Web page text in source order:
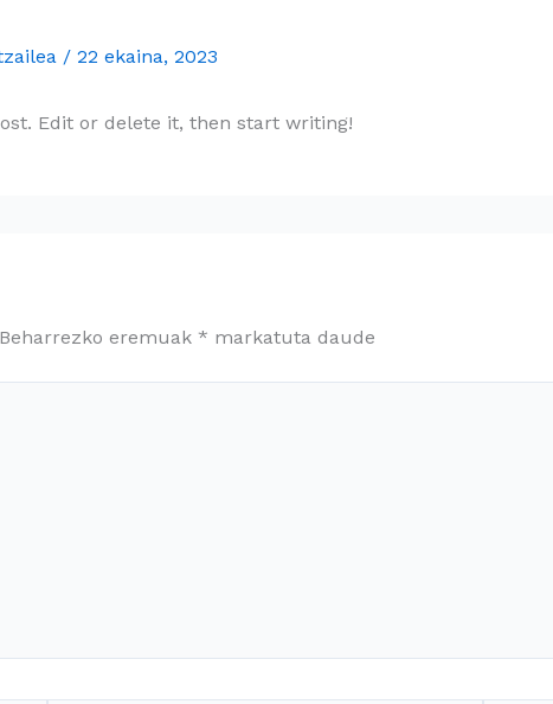
/ 22 ekaina, 2023
Edit or delete it, then start writing!
Beharrezko eremuak * markatuta daude